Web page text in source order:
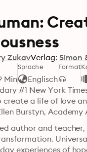
ZukavVerlag: Simon
Min
Sprache
Englisch
Format
#1 New York
a life of love
author and teacher,
experiences of